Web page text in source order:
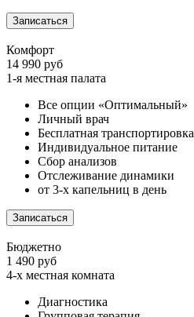
Записаться
Комфорт
14 990 руб
1-я местная палата
Все опции «Оптимальный»
Личный врач
Бесплатная транспортировка
Индивидуальное питание
Сбор анализов
Отслеживание динамики
от 3-х капельниц в день
Записаться
Бюджетно
1 490 руб
4-х местная комната
Диагностика